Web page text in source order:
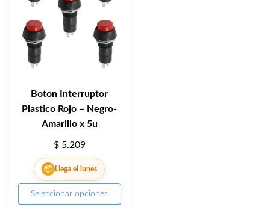
Boton Interruptor
Plastico Rojo – Negro-
Amarillo x 5u
$5.209
📦 Llega el lunes
Seleccionar opciones